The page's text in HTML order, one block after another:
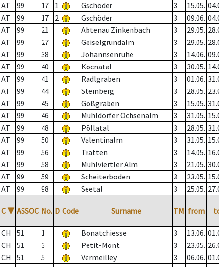
AT
99 17 1 Gschöder 3 15.05.
AT
99 17 2 Gschöder 3 09.06.
AT
99 21 Abtenau Zinkenbach 3 29.05.
AT
99 27 Geiselgrundalm 3 29.05.
AT
99 38 Johannsenruhe 3 14.06.
AT
99 40 Kocnatal 3 30.05.
AT
99 41 Radlgraben 3 01.06.
AT
99 44 Steinberg 3 28.05.
AT
99 45 Gößgraben 3 15.05.
AT
99 46 Mühldorfer Ochsenalm 3 31.05.
AT
99 48 Pöllatal 3 28.05.
AT
99 50 Valentinalm 3 31.05.
AT
99 56 Tratten 3 14.05.
AT
99 58 Mühlviertler Alm 3 21.05.
AT
99 59 Scheiterboden 3 23.05.
AT
99 98 Seetal 3 25.05.
C ▼ ASSOC No. D Code Surname TM from
CH 51 1 Bonatchiesse 3 13.06.
CH
51 3 Petit-Mont 3 23.05.
CH
51 5 Vermeilley 3 06.06.